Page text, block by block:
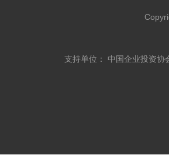
支持单位： 中国企业投资协